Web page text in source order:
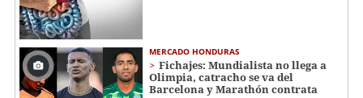
MERCADO HONDURAS
Fichajes: Mundialista no llega a
Olimpia, catracho se va del
Barcelona y Marathón contrata